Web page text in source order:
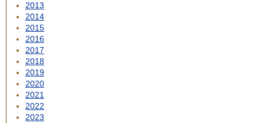
2013
2014
2015
2016
2017
2018
2019
2020
2021
2022
2023